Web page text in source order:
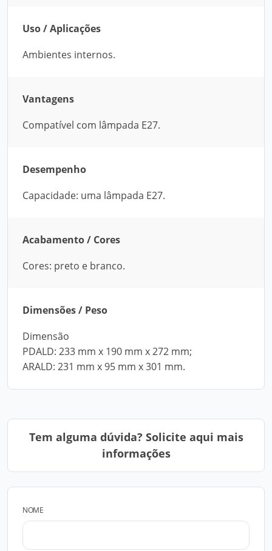
Uso / Aplicações
Ambientes internos.
Vantagens
Compatível com lâmpada E27.
Desempenho
Capacidade: uma lâmpada E27.
Acabamento / Cores
Cores: preto e branco.
Dimensões / Peso
Dimensão
PDALD: 233 mm x 190 mm x 272 mm;
ARALD: 231 mm x 95 mm x 301 mm.
Tem alguma dúvida? Solicite aqui mais
informações
NOME